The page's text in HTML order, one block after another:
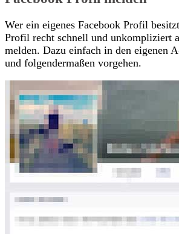
Wer ein eigenes Facebook Profil
Profil recht schnell und unkompliziert
melden. Dazu einfach in den eigenen
und folgendermaßen vorgehen.